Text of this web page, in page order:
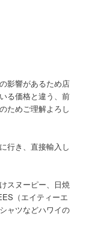
影響があるため店
る価格と違う、前
ためご理解よろし
行き、直接輸入し
スヌーピー、日焼
（エイティーエ
ャツなどハワイの